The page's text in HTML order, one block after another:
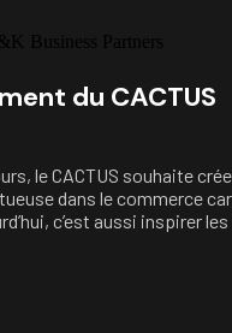
Business Partners
du CACTUS
le CACTUS souhaite
dans le commerce
c’est aussi inspirer